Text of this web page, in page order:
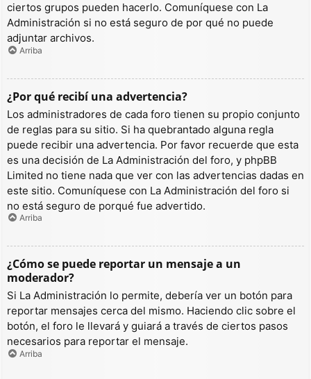
ciertos grupos pueden hacerlo. Comuníquese con La
Administración si no está seguro de por qué no puede
adjuntar archivos.
Arriba
¿Por qué recibí una advertencia?
Los administradores de cada foro tienen su propio conjunto
de reglas para su sitio. Si ha quebrantado alguna regla
puede recibir una advertencia. Por favor recuerde que esta
es una decisión de La Administración del foro, y phpBB
Limited no tiene nada que ver con las advertencias dadas en
este sitio. Comuníquese con La Administración del foro si
no está seguro de porqué fue advertido.
Arriba
¿Cómo se puede reportar un mensaje a un
moderador?
Si La Administración lo permite, debería ver un botón para
reportar mensajes cerca del mismo. Haciendo clic sobre el
botón, el foro le llevará y guiará a través de ciertos pasos
necesarios para reportar el mensaje.
Arriba